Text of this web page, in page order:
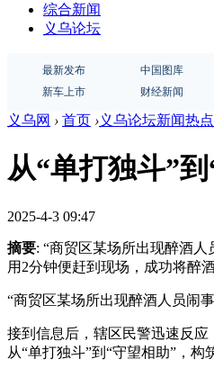
综合新闻
义乌论坛
最新发布 中国图库
新车上市
财经新闻
义乌网 › 首页 ›义乌论坛新闻热点
从“单打独斗”
2025-4-3 09:47
摘要: “商贸区某场所出现醉酒
用2分钟便赶到现场，成功将醉
“商贸区某场所出现醉酒人员闹
接到信息后，辖区民警迅速反应
从“单打独斗”到“守望相助”，构